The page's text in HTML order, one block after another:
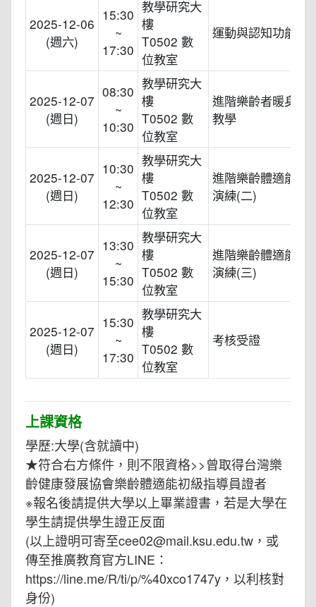
2025-12-06
(週六)
15:30
~
17:30
教學研究大
樓
T0502 數
位教室
運動與認知功能
2025-12-07
(週日)
08:30
~
10:30
教學研究大
樓
T0502 數
位教室
進階樂齡者暖身操
教學
2025-12-07
(週日)
10:30
~
12:30
教學研究大
樓
T0502 數
位教室
進階樂齡體適能課
演練(二)
2025-12-07
(週日)
13:30
~
15:30
教學研究大
樓
T0502 數
位教室
進階樂齡體適能課
演練(三)
2025-12-07
(週日)
15:30
~
17:30
教學研究大
樓
T0502 數
位教室
考核受證
上課資格
學歷:大學(含就讀中)
★符合右方條件，則不限資格>>曾取得台灣樂
齡健康發展協會樂齡體適能初級指導員證者
※報名後請提供大學以上畢業證書，若是大學在
學生請提供學生證正反面
(以上證明可寄至cee02@mail.ksu.edu.tw，或
傳至推廣教育官方LINE：
https://line.me/R/ti/p/%40xco1747y，以利核對
身份)